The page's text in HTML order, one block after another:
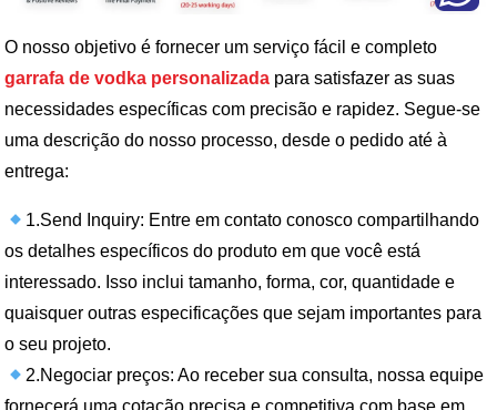
O nosso objetivo é fornecer um serviço fácil e completo
garrafa de vodka personalizada para satisfazer as suas
necessidades específicas com precisão e rapidez. Segue-se
uma descrição do nosso processo, desde o pedido até à
entrega:
1.Send Inquiry: Entre em contato conosco compartilhando
os detalhes específicos do produto em que você está
interessado. Isso inclui tamanho, forma, cor, quantidade e
quaisquer outras especificações que sejam importantes para
o seu projeto.
2.Negociar preços: Ao receber sua consulta, nossa equipe